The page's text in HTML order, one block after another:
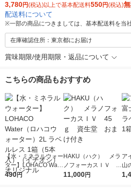
3,780円(税込)以上で基本配送料550円(税込)
配送料について
※一部の商品につきましては、基本配送料を当
在庫確認住所：東京都にお届け
賞味期限/使用期限・返品について
こちらの商品もおすすめ
【水・ミネラルウォー
ター】LOHACO Wate
r（ロハコウォータ
490円
HAKU（ハク） メラ
ノフォーカスＩＶ 4
5ｇ 資生堂 おまけ
11,000円
ア
山
レ